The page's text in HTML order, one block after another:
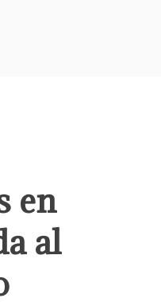
en
al